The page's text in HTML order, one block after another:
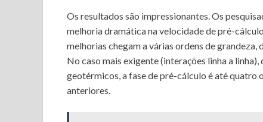
Os resultados são impressionantes. Os
melhoria dramática na velocidade de pré-
melhorias chegam a várias ordens de
No caso mais exigente (interações linha a
geotérmicos, a fase de pré-cálculo é até quatro
anteriores.